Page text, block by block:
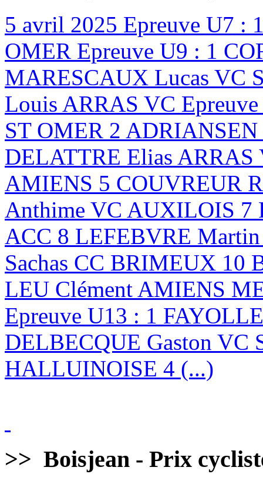
5 avril 2025 Epreuve U7 :
OMER Epreuve U9 : 1
MARESCAUX Lucas VC
Louis ARRAS VC
ST OMER 2
DELATTRE Elias
AMIENS 5 COUVREUR
Anthime VC AUXILOIS 7
ACC 8 LEFEBVRE
Sachas CC BRIMEUX 10
LEU Clément AMIENS
Epreuve U13 : 1
DELBECQUE Gaston VC
HALLUINOISE 4 (...)
>> Boisjean - Prix